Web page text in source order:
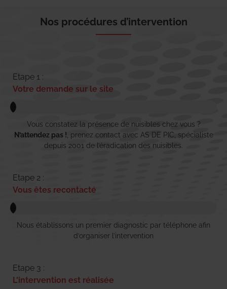
Nos procédures d’intervention
Etape 1 :
Votre demande sur le site
Vous constatez la présence de nuisibles chez vous ?
N’attendez pas ! , prenez contact avec AS DE PIC, spécialiste
depuis 2001 de l’éradication des nuisibles.
Etape 2 :
Vous êtes recontacté
Nous établissons un premier diagnostic par téléphone afin
d’organiser l’intervention
Etape 3 :
L'intervention est réalisée